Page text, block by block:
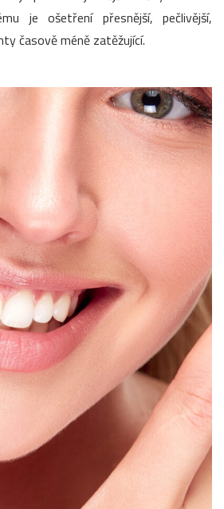
je ošetření přesnější, pečlivější,
časově méně zatěžující.